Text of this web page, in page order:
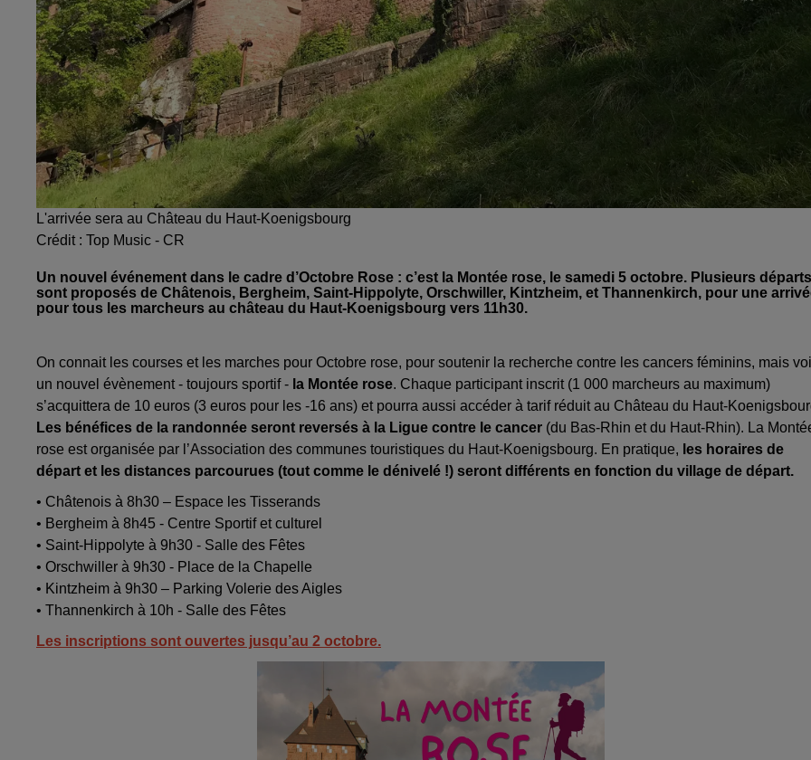
L'arrivée sera au Château du Haut-Koenigsbourg
Crédit : Top Music - CR
Un nouvel événement dans le cadre d’Octobre Rose : c’est la Montée rose, le samedi 5 octobre. Plusieurs départs
sont proposés de Châtenois, Bergheim, Saint-Hippolyte, Orschwiller, Kintzheim, et Thannenkirch, pour une
pour tous les marcheurs au château du Haut-Koenigsbourg vers 11h30.
On connait les courses et les marches pour Octobre rose, pour soutenir la recherche contre les cancers féminins, mais
un nouvel évènement - toujours sportif - la Montée rose. Chaque participant inscrit (1 000 marcheurs au maximum)
s’acquittera de 10 euros (3 euros pour les -16 ans) et pourra aussi accéder à tarif réduit au Château du Haut-
Les bénéfices de la randonnée seront reversés à la Ligue contre le cancer (du Bas-Rhin et du Haut-Rhin). La
rose est organisée par l’Association des communes touristiques du Haut-Koenigsbourg. En pratique, les horaires de
départ et les distances parcourues (tout comme le dénivelé !) seront différents en fonction du village de départ.
• Châtenois à 8h30 – Espace les Tisserands
• Bergheim à 8h45 - Centre Sportif et culturel
• Saint-Hippolyte à 9h30 - Salle des Fêtes
• Orschwiller à 9h30 - Place de la Chapelle
• Kintzheim à 9h30 – Parking Volerie des Aigles
• Thannenkirch à 10h - Salle des Fêtes
Les inscriptions sont ouvertes jusqu’au 2 octobre.